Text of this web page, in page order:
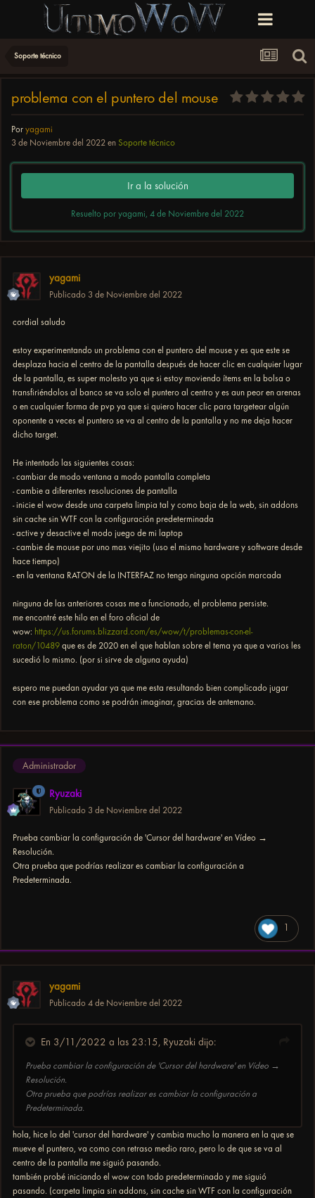
Soporte técnico
problema con el puntero del mouse
Por yagami
3 de Noviembre del 2022 en Soporte técnico
Ir a la solución
Resuelto por yagami, 4 de Noviembre del 2022
yagami
Publicado 3 de Noviembre del 2022
cordial saludo
estoy experimentando un problema con el puntero del mouse y es que este se
desplaza hacia el centro de la pantalla después de hacer clic en cualquier lugar
de la pantalla, es super molesto ya que si estoy moviendo ítems en la bolsa o
transfiriéndolos al banco se va solo el puntero al centro y es aun peor en arenas
o en cualquier forma de pvp ya que si quiero hacer clic para targetear algún
oponente a veces el puntero se va al centro de la pantalla y no me deja hacer
dicho target.
He intentado las siguientes cosas:
- cambiar de modo ventana a modo pantalla completa
- cambie a diferentes resoluciones de pantalla
- inicie el wow desde una carpeta limpia tal y como baja de la web, sin addons
sin cache sin WTF con la configuración predeterminada
- active y desactive el modo juego de mi laptop
- cambie de mouse por uno mas viejito (uso el mismo hardware y software desde
hace tiempo)
- en la ventana RATON de la INTERFAZ no tengo ninguna opción marcada
ninguna de las anteriores cosas me a funcionado, el problema persiste.
me encontré este hilo en el foro oficial de
wow: https://us.forums.blizzard.com/es/wow/t/problemas-con-el-
raton/10489 que es de 2020 en el que hablan sobre el tema ya que a varios les
sucedió lo mismo. (por si sirve de alguna ayuda)
espero me puedan ayudar ya que me esta resultando bien complicado jugar
con ese problema como se podrán imaginar, gracias de antemano.
Administrador
Ryuzaki
Publicado 3 de Noviembre del 2022
Prueba cambiar la configuración de 'Cursor del hardware' en Vídeo →
Resolución.
Otra prueba que podrías realizar es cambiar la configuración a
Predeterminada.
1
yagami
Publicado 4 de Noviembre del 2022
En 3/11/2022 a las 23:15, Ryuzaki dijo:
Prueba cambiar la configuración de 'Cursor del hardware' en Vídeo →
Resolución.
Otra prueba que podrías realizar es cambiar la configuración a
Predeterminada.
hola, hice lo del 'cursor del hardware' y cambia mucho la manera en la que se
mueve el puntero, va como con retraso medio raro, pero lo de que se va al
centro de la pantalla me siguió pasando.
también probé iniciando el wow con todo predeterminado y me siguió
pasando. (carpeta limpia sin addons, sin cache sin WTF con la configuración